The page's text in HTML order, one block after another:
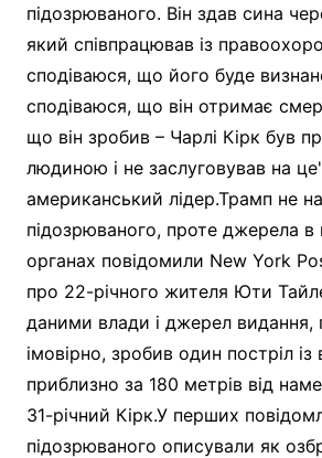
підозрюваного. Він здав сина
який співпрацював із
сподіваюся, що його буде
сподіваюся, що він отримає
що він зробив – Чарлі Кірк був
людиною і не заслуговував на
американський лідер.Трамп не
підозрюваного, проте джерела
органах повідомили New York
про 22-річного жителя Юти
даними влади і джерел видання,
імовірно, зробив один постріл
приблизно за 180 метрів від
31-річний Кірк.У перших
підозрюваного описували як